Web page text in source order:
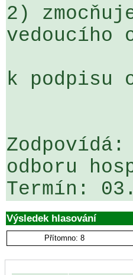
2)
vedoucího
k podpisu
odboru
Výsledek hlasování
Přítomno: 8